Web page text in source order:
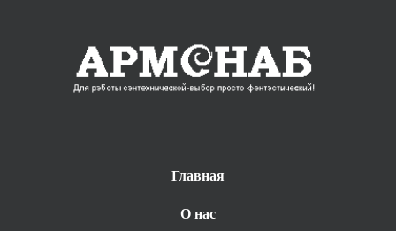
Главная
О нас